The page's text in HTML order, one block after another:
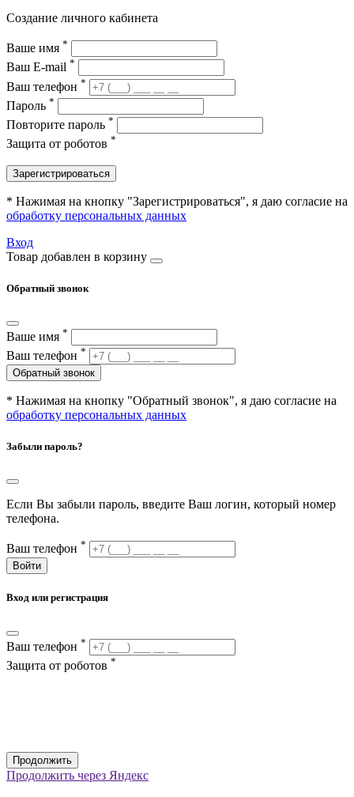
Создание личного кабинета
Ваше имя *
Ваш E-mail *
Ваш телефон *
Пароль *
Повторите пароль *
Защита от роботов *
Зарегистрироваться
* Нажимая на кнопку "Зарегистрироваться", я даю согласие на
обработку персональных данных
Вход
Товар добавлен в корзину
Обратный звонок
Ваше имя *
Ваш телефон *
Обратный звонок
* Нажимая на кнопку "Обратный звонок", я даю согласие на
обработку персональных данных
Забыли пароль?
Если Вы забыли пароль, введите Ваш логин, который номер
телефона.
Ваш телефон *
Войти
Вход или регистрация
Ваш телефон *
Защита от роботов *
Продолжить
Продолжить через Яндекс